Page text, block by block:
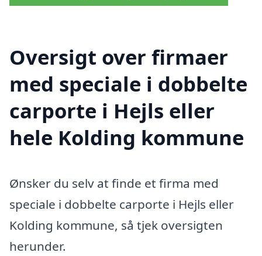
Oversigt over firmaer
med speciale i dobbelte
carporte i Hejls eller
hele Kolding kommune
Ønsker du selv at finde et firma med
speciale i dobbelte carporte i Hejls eller
Kolding kommune, så tjek oversigten
herunder.